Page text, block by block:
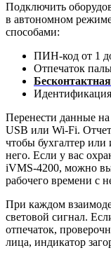
Подключить
в автономном
способами:
ПИН-код от 1
Отпечаток
Перенести данные
USB или Wi-Fi. Отчет
чтобы бухгалтер или
него. Если у вас
iVMS-4200, можно
рабочего времени с
При каждом
световой сигнал.
отпечаток,
лица, индикатор